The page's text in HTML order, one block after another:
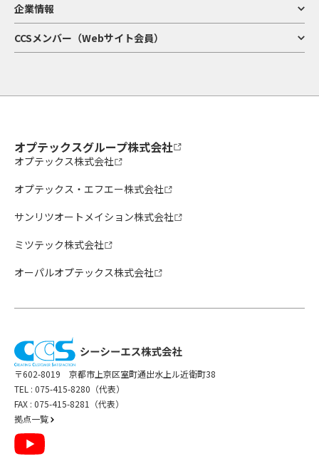
企業情報
CCSメンバー（Webサイト会員）
オプテックスグループ株式会社
オプテックス株式会社
オプテックス・エフエー株式会社
サンリツオートメイション株式会社
ミツテック株式会社
オーパルオプテックス株式会社
〒602-8019 京都市上京区室町通出水上ル近衛町38
TEL : 075-415-8280（代表）
FAX : 075-415-8281（代表）
拠点一覧